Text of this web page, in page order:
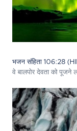
भजन संहिता 106:28
वे बालपोर देवता को पूजने